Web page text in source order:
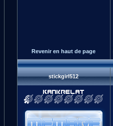
Revenir en haut de page
stickgirl512